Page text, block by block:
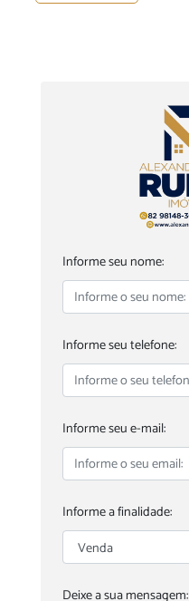
Informe seu nome:
Informe seu telefone:
Informe seu e-mail:
Informe a finalidade:
Deixe a sua mensagem: